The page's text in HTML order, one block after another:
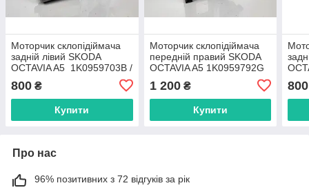
Моторчик склопідіймача
задній лівий SKODA
OCTAVIA A5 1K0959703B /
800 ₴
Купити
Моторчик склопідіймача
передній правий SKODA
OCTAVIA A5 1K0959792G
1 200₴
Купити
800
Про нас
96% позитивних з 72 відгуків за рік